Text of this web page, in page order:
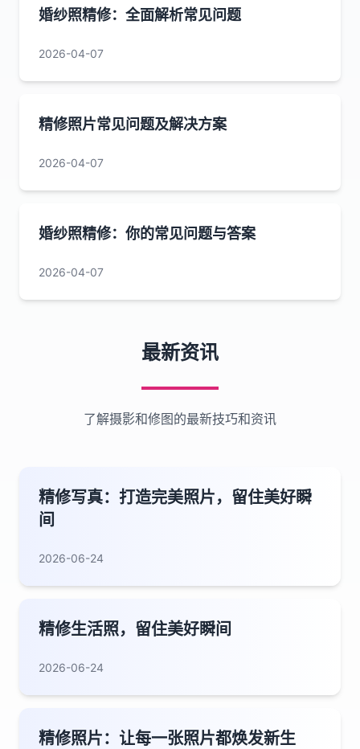
婚纱照精修：全面解析常见问题
2026-04-07
精修照片常见问题及解决方案
2026-04-07
婚纱照精修：你的常见问题与答案
2026-04-07
最新资讯
了解摄影和修图的最新技巧和资讯
精修写真：打造完美照片，留住美好瞬
间
2026-06-24
精修生活照，留住美好瞬间
2026-06-24
精修照片：让每一张照片都焕发新生